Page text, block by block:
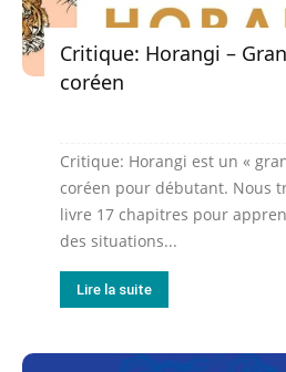
Critique: Horangi –
coréen
Critique: Horangi est un «
coréen pour débutant. Nous
livre 17 chapitres pour
des situations...
Lire la suite